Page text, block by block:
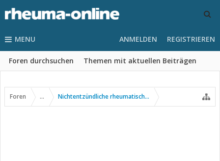
MENU
Foren durchsuchen Themen mit aktuellen Beiträgen
ANMELDEN REGISTRIEREN
Foren ... Nichtentzündliche rheumatische Erkrankungen